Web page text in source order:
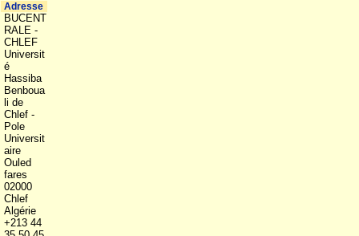
Adresse
BUCENT
RALE -
CHLEF
Universit
é
Hassiba
Benboua
li de
Chlef -
Pole
Universit
aire
Ouled
fares
02000
Chlef
Algérie
+213 44